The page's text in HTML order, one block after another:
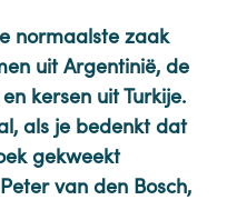
normaalste zaak
uit Argentinië, de
kersen uit Turkije.
als je bedenkt dat
gekweekt
van den Bosch,